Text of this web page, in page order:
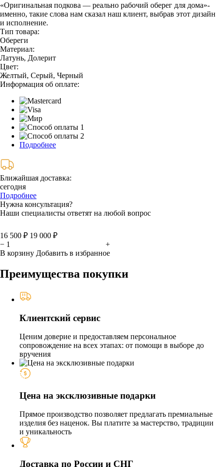
«Оригинальная подкова — реально рабочий оберег для дома»-
именно, такие слова нам сказал наш клиент, выбрав этот дизайн
и исполнение.
Тип товара:
Обереги
Материал:
Латунь, Долерит
Цвет:
Желтый, Серый, Черный
Информация об оплате:
Подробнее
Ближайшая доставка:
сегодня
Подробнее
Нужна консультация?
Наши специалисты ответят на любой вопрос
16 500 ₽ 19 000 ₽
−
+
В корзину Добавить в избранное
Преимущества покупки
Клиентский сервис
Ценим доверие и предоставляем персональное
сопровождение на всех этапах: от помощи в выборе до
вручения
Цена на эксклюзивные подарки
Прямое производство позволяет предлагать премиальные
изделия без наценок. Вы платите за мастерство, традиции
и уникальность
Доставка по России и СНГ